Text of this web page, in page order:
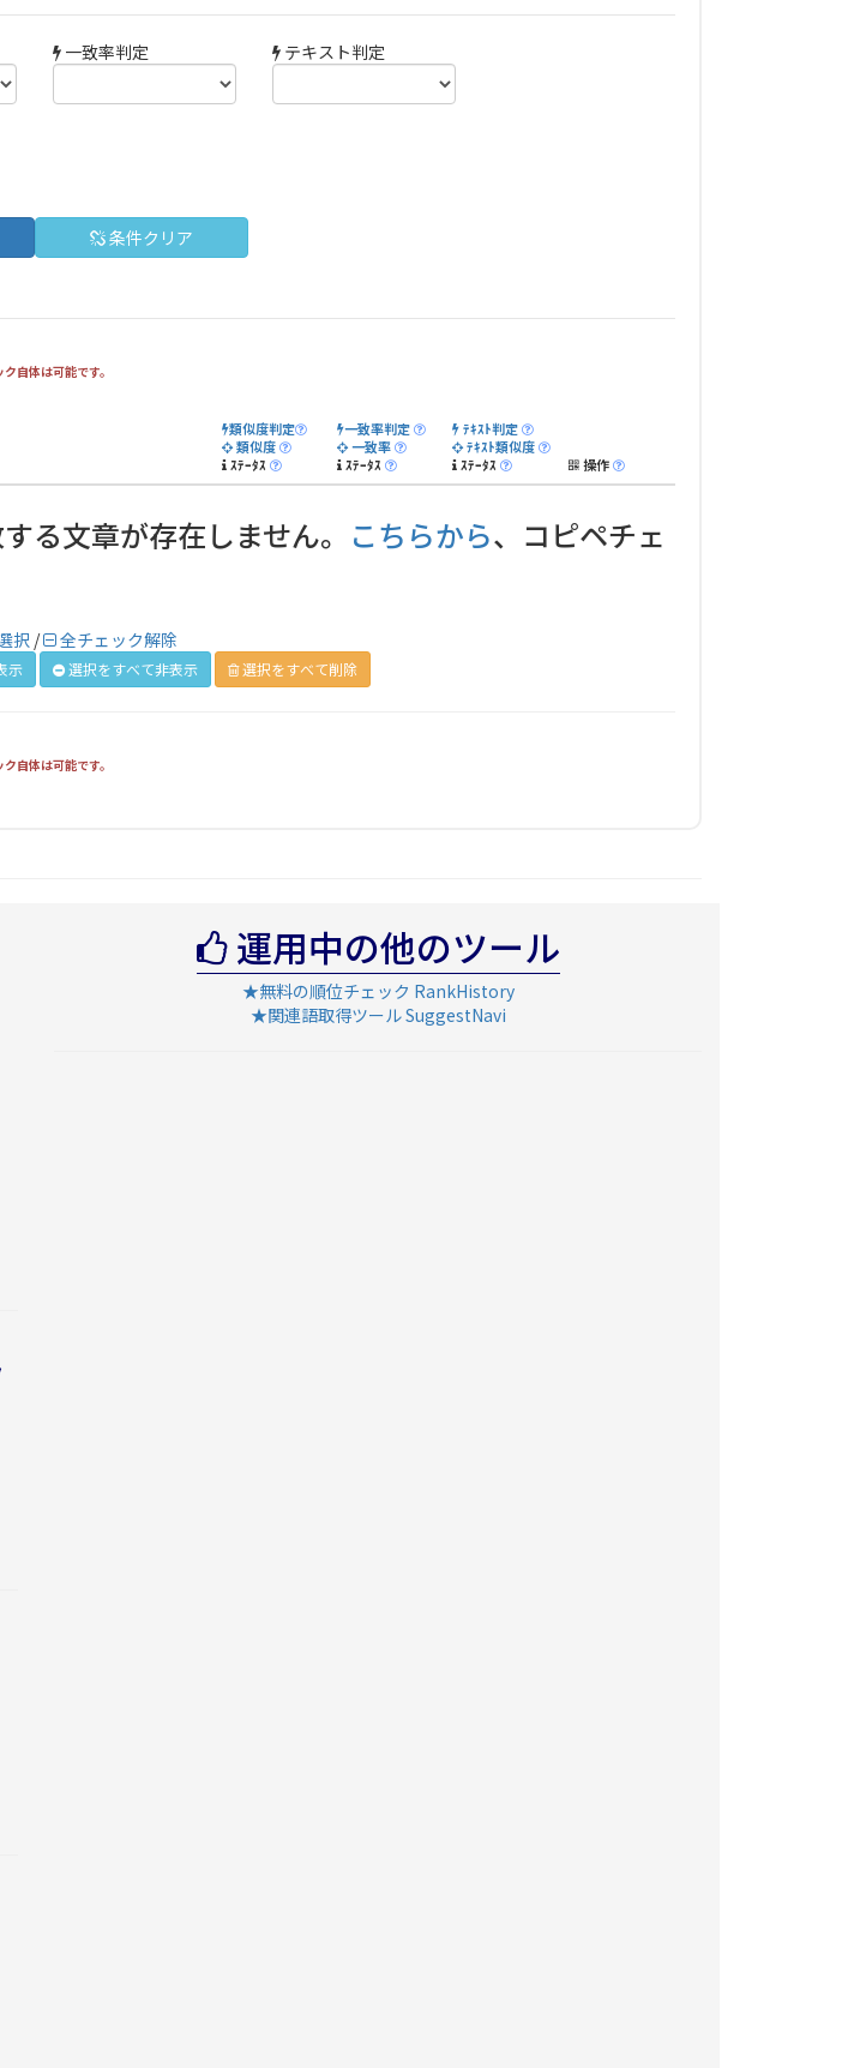
一致率判定 テキスト判定
条件クリア
自体は可能です。
類似度判定
類似度
ｽﾃｰﾀｽ
一致率判定
一致率
ｽﾃｰﾀｽ
ﾃｷｽﾄ判定
ﾃｷｽﾄ類似度
ｽﾃｰﾀｽ
操作
る文章が存在しません。 こちらから、コピペチェ
択 / 全チェック解除
示 選択をすべて非表示 選択をすべて削除
自体は可能です。
運用中の他のツール
★無料の順位チェック RankHistory
★関連語取得ツール SuggestNavi